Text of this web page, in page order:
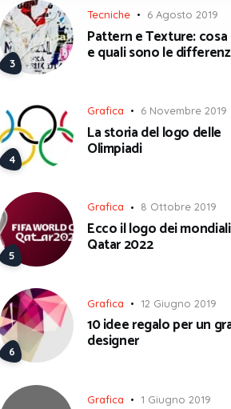
Tecniche 6 Agosto 2019
Pattern e Texture:
e quali sono le
Grafica 6 Novembre 2019
La storia del logo delle
Olimpiadi
Grafica 8 Ottobre 2019
Ecco il logo dei
Qatar 2022
Grafica 12 Giugno 2019
10 idee regalo per un
designer
Grafica 1 Giugno 2019